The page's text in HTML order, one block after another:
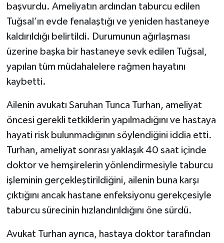
başvurdu. Ameliyatın ardından taburcu edilen
Tuğsal’ın evde fenalaştığı ve yeniden hastaneye
kaldırıldığı belirtildi. Durumunun ağırlaşması
üzerine başka bir hastaneye sevk edilen Tuğsal,
yapılan tüm müdahalelere rağmen hayatını
kaybetti.
Ailenin avukatı Saruhan Tunca Turhan, ameliyat
öncesi gerekli tetkiklerin yapılmadığını ve hastaya
hayati risk bulunmadığının söylendiğini iddia etti.
Turhan, ameliyat sonrası yaklaşık 40 saat içinde
doktor ve hemşirelerin yönlendirmesiyle taburcu
işleminin gerçekleştirildiğini, ailenin buna karşı
çıktığını ancak hastane enfeksiyonu gerekçesiyle
taburcu sürecinin hızlandırıldığını öne sürdü.
Avukat Turhan ayrıca, hastaya doktor tarafından